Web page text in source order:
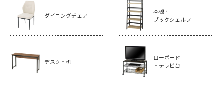
ダイニングチェア
本棚・
ブックシェルフ
デスク・机
ローボード
・テレビ台